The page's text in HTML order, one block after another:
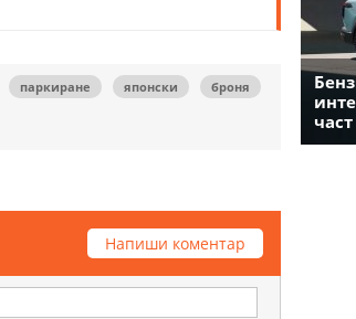
паркиране японски
броня
Напиши коментар
част